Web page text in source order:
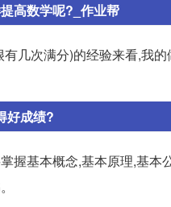
高数学呢?_作业帮
几次满分)的经验来看,我
好成绩?
握基本概念,基本原理,基